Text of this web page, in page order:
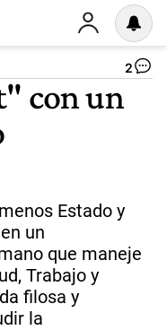
2
con un
Estado y
un
que maneje
Trabajo y
filosa y
la